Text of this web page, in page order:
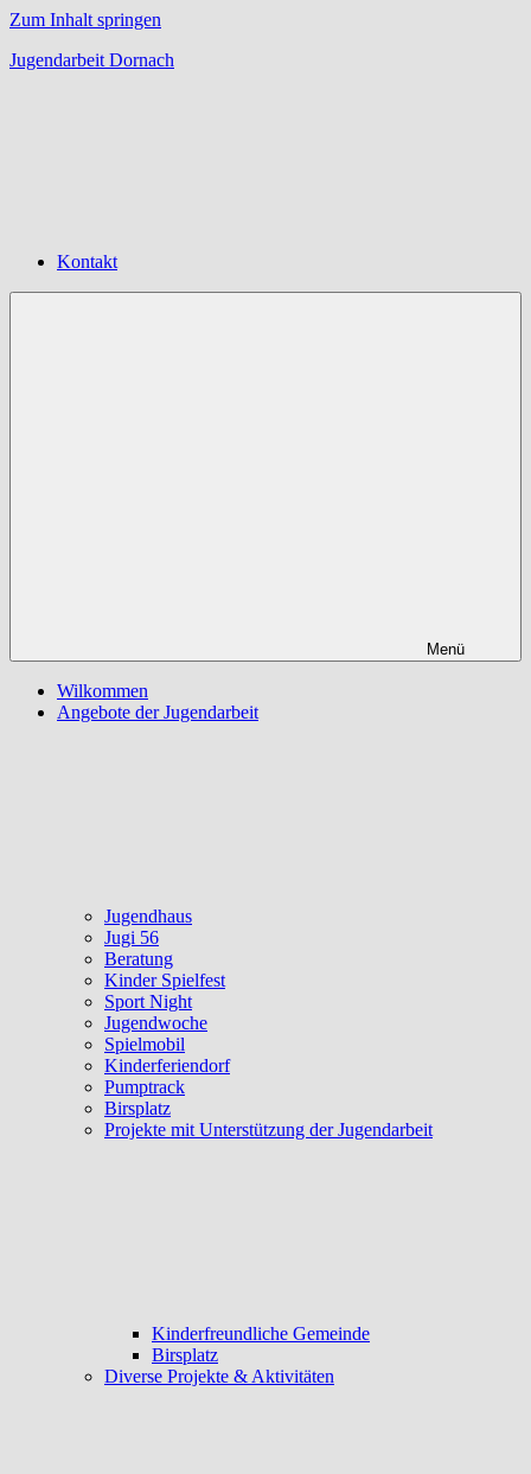
Zum Inhalt springen
Jugendarbeit Dornach
Kontakt
Menü
Wilkommen
Angebote der Jugendarbeit
Jugendhaus
Jugi 56
Beratung
Kinder Spielfest
Sport Night
Jugendwoche
Spielmobil
Kinderferiendorf
Pumptrack
Birsplatz
Projekte mit Unterstützung der Jugendarbeit
Kinderfreundliche Gemeinde
Birsplatz
Diverse Projekte & Aktivitäten